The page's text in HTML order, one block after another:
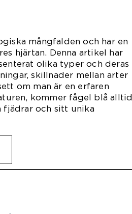
mångfalden och har en
hjärtan. Denna artikel har
olika typer och deras
skillnader mellan arter
om man är en erfaren
kommer fågel blå alltid
fjädrar och sitt unika